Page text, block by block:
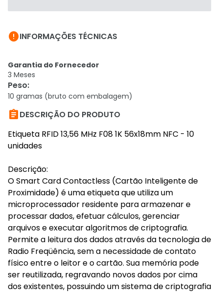
INFORMAÇÕES TÉCNICAS
Garantia do Fornecedor
3 Meses
Peso:
10 gramas (bruto com embalagem)
DESCRIÇÃO DO PRODUTO
Etiqueta RFID 13,56 MHz F08 1K 56x18mm NFC - 10
unidades
Descrição:
O Smart Card Contactless (Cartão Inteligente de
Proximidade) é uma etiqueta que utiliza um
microprocessador residente para armazenar e
processar dados, efetuar cálculos, gerenciar
arquivos e executar algoritmos de criptografia.
Permite a leitura dos dados através da tecnologia de
Radio Freqüência, sem a necessidade de contato
físico entre o leitor e o cartão. Sua memória pode
ser reutilizada, regravando novos dados por cima
dos existentes, possuindo um sistema de criptografia